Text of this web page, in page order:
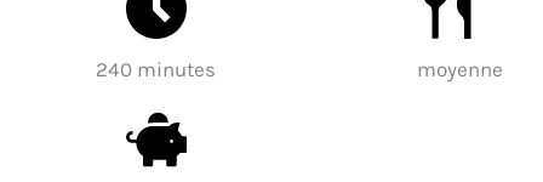
240 minutes moyenne